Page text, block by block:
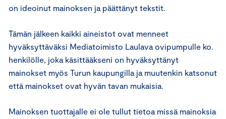
on ideoinut mainoksen ja päättänyt tekstit.
Tämän jälkeen kaikki aineistot ovat menneet
hyväksyttäväksi Mediatoimisto Laulava ovipumpulle ko.
henkilölle, joka käsittääkseni on hyväksyttänyt
mainokset myös Turun kaupungilla ja muutenkin katsonut
että mainokset ovat hyvän tavan mukaisia.
Mainoksen tuottajalle ei ole tullut tietoa missä mainoksia